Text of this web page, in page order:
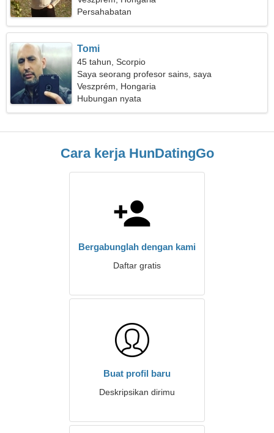
Persahabatan
Tomi
45 tahun, Scorpio
Saya seorang profesor sains, saya
membutuhkan wanita yang ramah
Veszprém, Hongaria
Hubungan nyata
Cara kerja HunDatingGo
Bergabunglah dengan kami
Daftar gratis
Buat profil baru
Deskripsikan dirimu